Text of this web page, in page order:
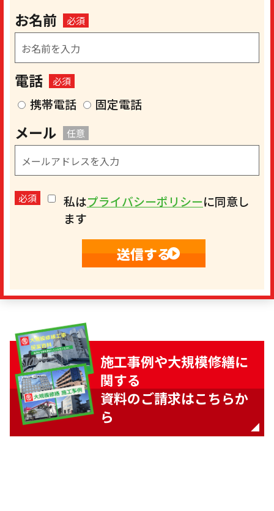
お名前 必須
電話 必須
携帯電話 固定電話
メール 任意
必須 私はプライバシーポリシーに同意し
ます
施工事例や大規模修繕に
関する
資料のご請求はこちらか
ら